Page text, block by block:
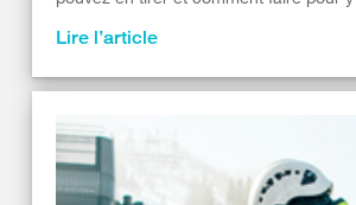
Lire l’article